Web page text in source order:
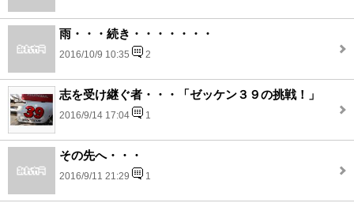
雨・・・続き・・・・・・・
2016/10/9 10:35 2
志を受け継ぐ者・・・「ゼッケン３９の挑戦！」
2016/9/14 17:04 1
その先へ・・・
2016/9/11 21:29 1